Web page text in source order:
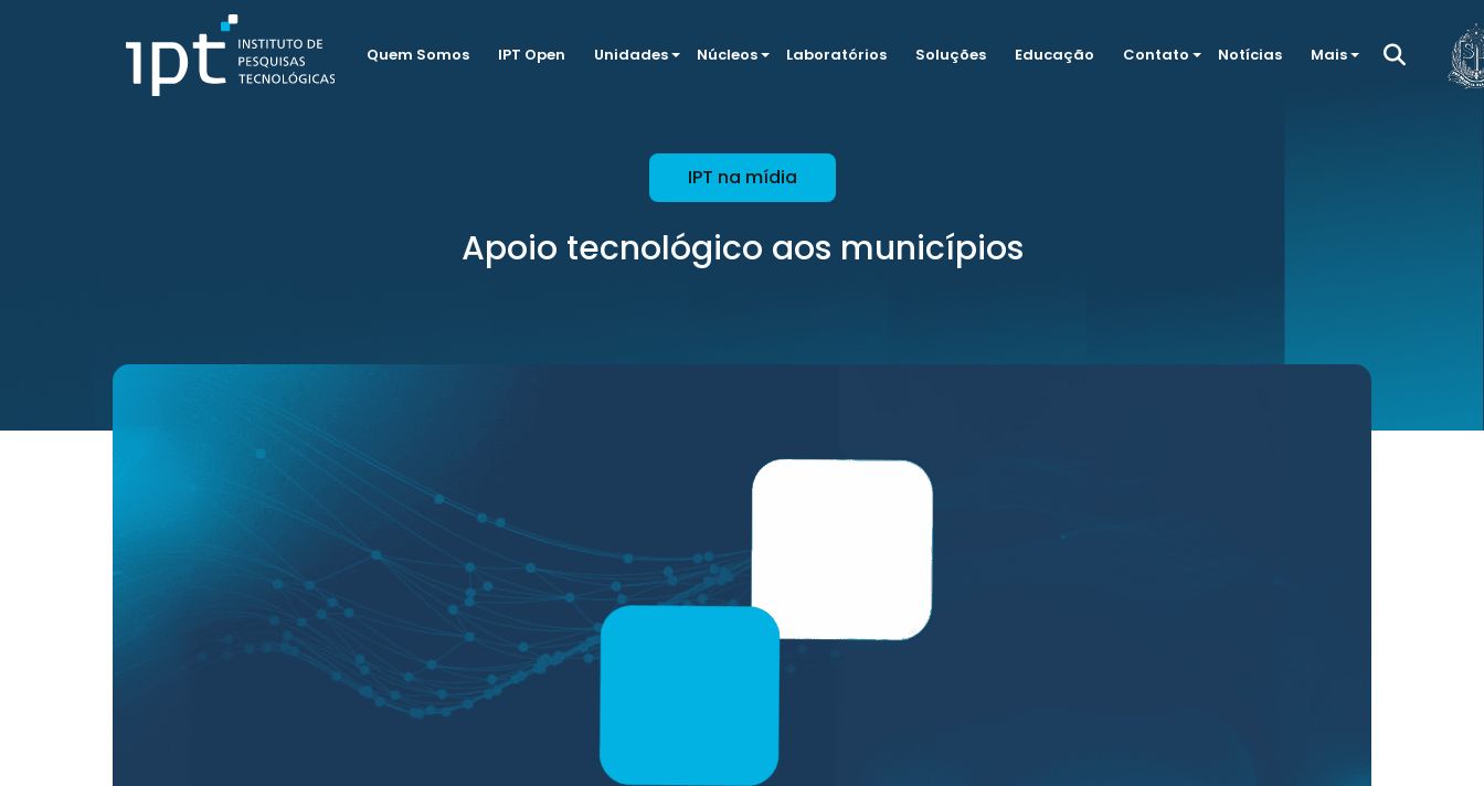
Quem Somos IPT Open Unidades Núcleos Laboratórios Soluções Educação Contato Notícias Mais
IPT na mídia
Apoio tecnológico aos municípios